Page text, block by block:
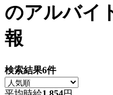
のアルバイ
報
検索結果6件